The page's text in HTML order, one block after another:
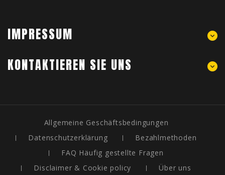
IMPRESSUM
KONTAKTIEREN SIE UNS
Allgemeine Geschäftsbedingungen
Datenschutzerklärung
Bezahlmethoden
FAQ Häufig gestellte Fragen
Disclaimer & Cookie policy
Über uns